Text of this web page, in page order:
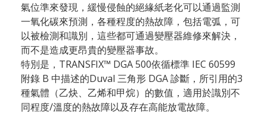
氣位準來發現，緩慢侵蝕的絕緣紙老化可以通過監測
一氧化碳來預測，各種程度的熱故障，包括電弧，可
以被檢測和識別，這些都可通過變壓器維修來解決，
而不是造成更昂貴的變壓器事故。
特別是，TRANSFIX™ DGA 500依循標準 IEC 60599
附錄 B 中描述的Duval 三角形 DGA 診斷，所引用的3
種氣體（乙炔、乙烯和甲烷）的數值，適用於識別不
同程度/溫度的熱故障以及存在高能放電故障。